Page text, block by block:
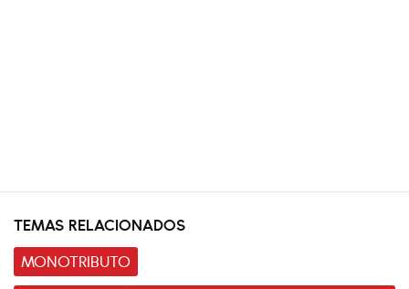
TEMAS RELACIONADOS
MONOTRIBUTO